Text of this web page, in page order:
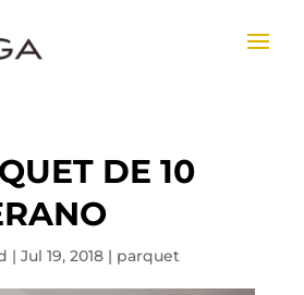
DE 10
| Jul 19, 2018| parquet